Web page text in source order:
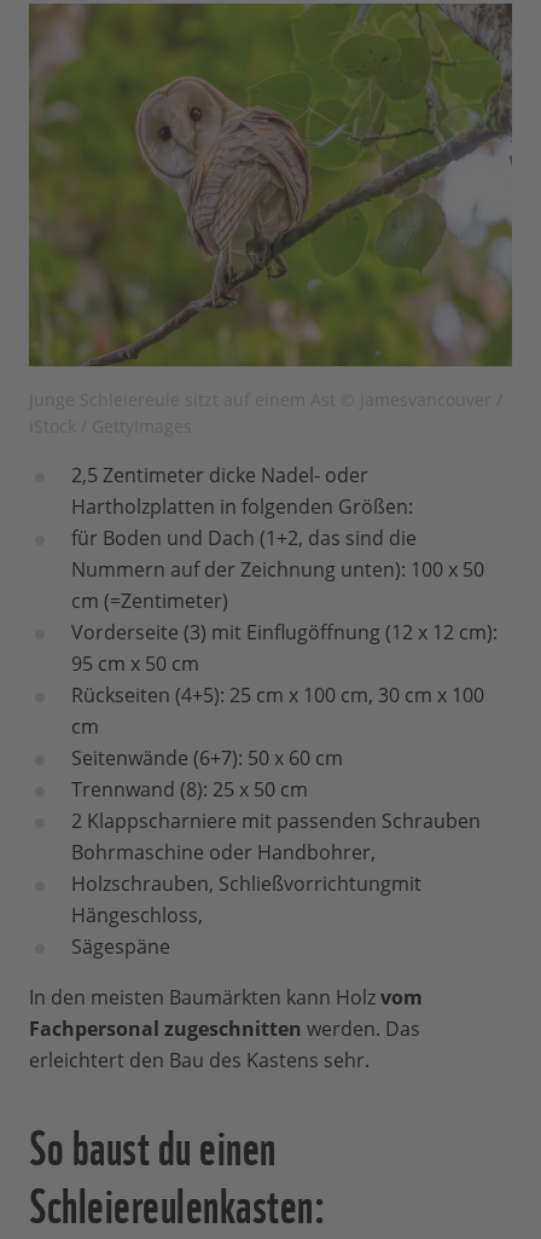
2,5 Zentimeter dicke Nadel- oder
Hartholzplatten in folgenden Größen:
für Boden und Dach (1+2, das sind die
Nummern auf der Zeichnung unten): 100 x 50
cm (=Zentimeter)
Vorderseite (3) mit Einflugöffnung (12 x 12 cm):
95 cm x 50 cm
Rückseiten (4+5): 25 cm x 100 cm, 30 cm x 100
cm
Seitenwände (6+7): 50 x 60 cm
Trennwand (8): 25 x 50 cm
2 Klappscharniere mit passenden Schrauben
Bohrmaschine oder Handbohrer,
Holzschrauben, Schließvorrichtungmit
Hängeschloss,
Sägespäne
In den meisten Baumärkten kann Holzvom
Fachpersonal zugeschnitten werden. Das
erleichtert den Bau des Kastens sehr.
So baust du einen
Schleiereulenkasten: